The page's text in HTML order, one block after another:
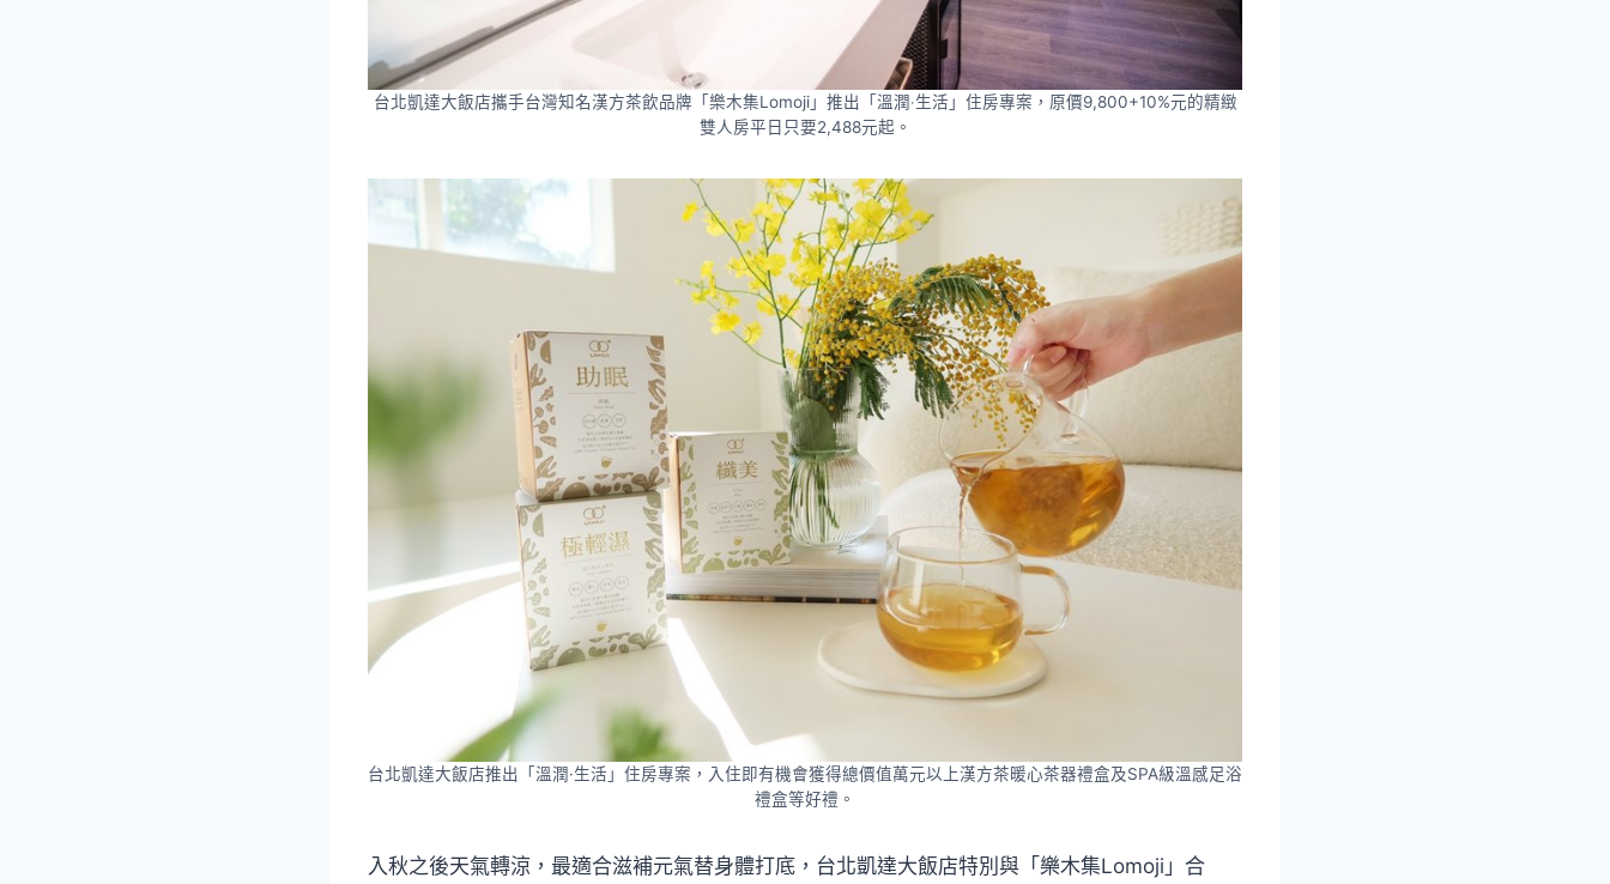
台北凱達大飯店攜手台灣知名漢方茶飲品牌「樂木集Lomoji」推出「溫潤‧生活」住房專案，原價9,800+10%元的精緻
雙人房平日只要2,488元起。
台北凱達大飯店推出「溫潤·生活」住房專案，入住即有機會獲得總價值萬元以上漢方茶暖心茶器禮盒及SPA級溫感足浴
禮盒等好禮。
入秋之後天氣轉涼，最適合滋補元氣替身體打底，台北凱達大飯店特別與「樂木集Lomoji」合